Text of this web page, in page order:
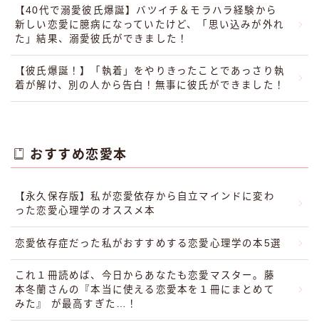
【40代で溺愛彼氏爆誕】バツイチ＆モラハラ経験から
新しい恋愛に臆病になっていたけど、「思い込みが外れ
た」結果、溺愛彼氏ができました！
【彼氏爆誕！】「執着」をやりきったことであっさり執
着が解け、別の人から告白！無事に彼氏ができました！
おすすめ恋愛本
【永久保存版】私が恋愛依存から自立マインドに変わ
った恋愛心理学のオススメ本
恋愛依存症だった私がおすすめする恋愛心理学の本5選
これ１冊読めば、今日からあなたも恋愛マスター。藤
本冬蘭さんの『本当に使える恋愛本を１冊にまとめて
みた』 が最高すぎた…！